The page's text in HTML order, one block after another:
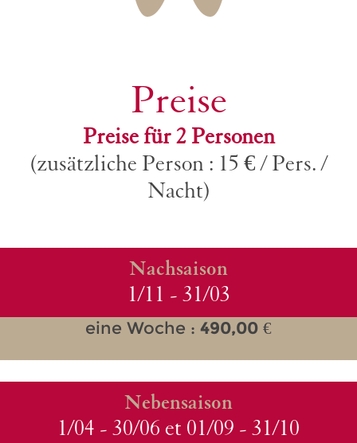
Preise
Preise für 2 Personen
(zusätzliche Person : 15 € / Pers. /
Nacht)
Nachsaison
1/11 - 31/03
eine Woche : 490,00 €
Nebensaison
1/04 - 30/06 et 01/09 - 31/10